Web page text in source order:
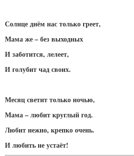
Солнце днём нас только греет,
Мама же – без выходных
И заботится, лелеет,
И голубит чад своих.
Месяц светит только ночью,
Мама – любит круглый год.
Любит нежно, крепко очень.
И любить не устаёт!